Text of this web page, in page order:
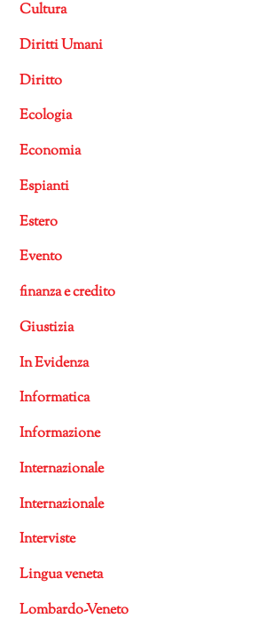
Cultura
Diritti Umani
Diritto
Ecologia
Economia
Espianti
Estero
Evento
finanza e credito
Giustizia
In Evidenza
Informatica
Informazione
Internazionale
Internazionale
Interviste
Lingua veneta
Lombardo-Veneto